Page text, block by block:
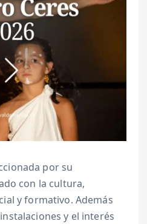
por su
con la cultura,
y formativo. Además
y el interés